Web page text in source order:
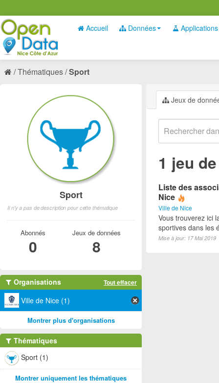
Accueil Données Applications
Thématiques Sport
Jeux de
1 jeu
Liste des
Nice
Ville de Nice
Vous trouverez ici
sportives dans les
Mise à jour: 17 Mai 2019
Sport
Il n'y a pas de description pour cette thématique
Abonnés
0
Jeux de données
8
Organisations Tout effacer
Ville de Nice (1)
Montrer plus d'organisations
Thématiques
Sport (1)
Montrer uniquement les thématiques